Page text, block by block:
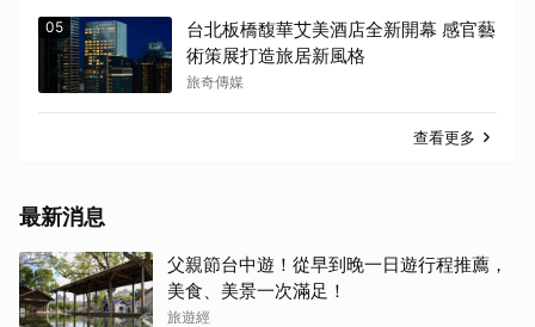
05
台北板橋馥華艾美酒店全新開幕 感官藝
術策展打造旅居新風格
旅奇傳媒
查看更多
最新消息
父親節台中遊！從早到晚一日遊行程推薦，
美食、美景一次滿足！
旅遊經